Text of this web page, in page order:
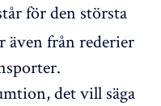
för den största
även från rederier
det vill säga